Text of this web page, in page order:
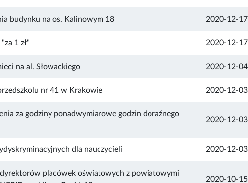
budynku na os. Kalinowym 18 2020-12-17
1 zł" 2020-12-17
na al. Słowackiego 2020-12-04
nr 41 w Krakowie 2020-12-03
za godziny ponadwymiarowe godzin doraźnego
2020-12-03
dla nauczycieli 2020-12-03
placówek oświatowych z powiatowymi
2020-10-15